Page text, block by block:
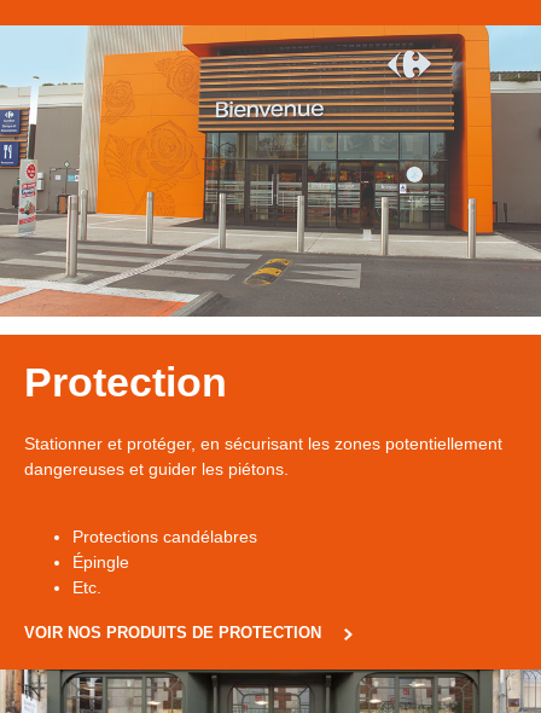
Protection
Stationner et protéger, en sécurisant les zones potentiellement
dangereuses et guider les piétons.
Protections candélabres
Épingle
Etc.
VOIR NOS PRODUITS DE PROTECTION